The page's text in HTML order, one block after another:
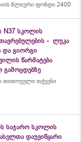
წლიური ფონდი 2400
N37 სკოლის
- ლუკა
და გიორგი
წარმატება
თითოეული თქვენი
საჯარო სკოლის
დაუვიწყარი